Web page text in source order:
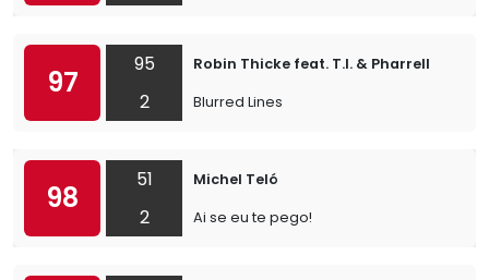
97
95
2
Robin Thicke feat. T.I. & Pharrell
Blurred Lines
98
51
2
Michel Teló
Ai se eu te pego!